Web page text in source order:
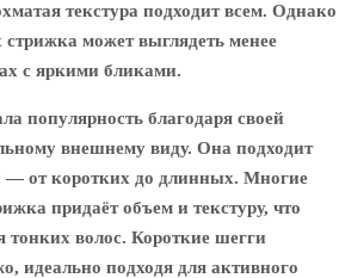
текстура подходит всем. Однако
может выглядеть менее
с яркими бликами.
популярность благодаря своей
внешнему виду. Она подходит
— от коротких до длинных. Многие
придаёт объем и текстуру, что
тонких волос. Короткие шегги
идеально подходя для активного